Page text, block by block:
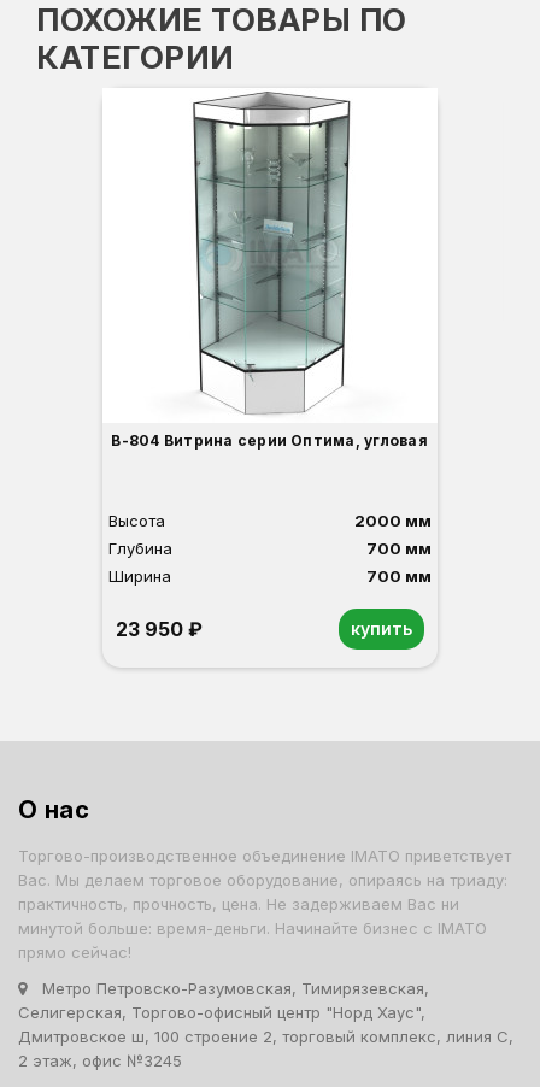
ПОХОЖИЕ ТОВАРЫ ПО
КАТЕГОРИИ
В-804 Витрина серии Оптима, угловая
Высота
2000 мм
Глубина
700 мм
Ширина
700 мм
23 950 ₽ купить
О нас
Торгово-производственное объединение IMATO приветствует
Вас. Мы делаем торговое оборудование, опираясь на триаду:
практичность, прочность, цена. Не задерживаем Вас ни
минутой больше: время-деньги. Начинайте бизнес с IMATO
прямо сейчас!
Метро Петровско-Разумовская, Тимирязевская,
Селигерская, Торгово-офисный центр "Норд Хаус",
Дмитровское ш, 100 строение 2, торговый комплекс, линия С,
2 этаж, офис №3245